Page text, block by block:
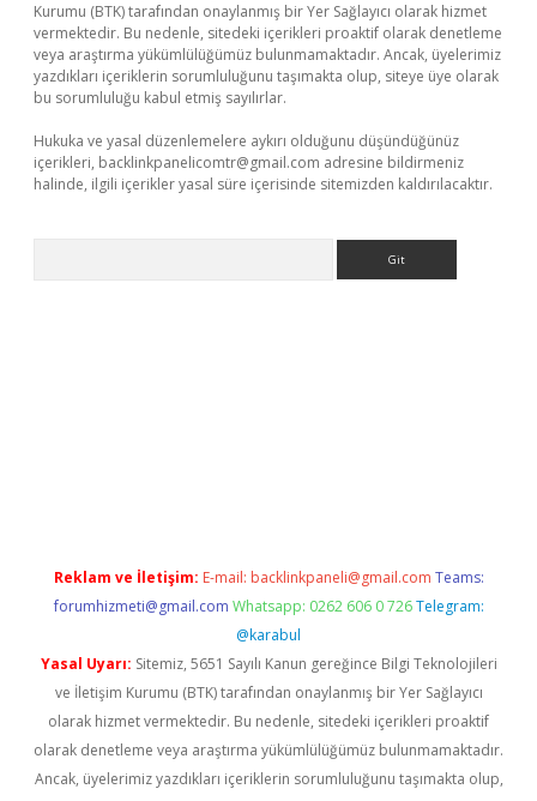
Kurumu (BTK) tarafından onaylanmış bir Yer Sağlayıcı olarak hizmet
vermektedir. Bu nedenle, sitedeki içerikleri proaktif olarak denetleme
veya araştırma yükümlülüğümüz bulunmamaktadır. Ancak, üyelerimiz
yazdıkları içeriklerin sorumluluğunu taşımakta olup, siteye üye olarak
bu sorumluluğu kabul etmiş sayılırlar.
Hukuka ve yasal düzenlemelere aykırı olduğunu düşündüğünüz
içerikleri, backlinkpanelicomtr@gmail.com adresine bildirmeniz
halinde, ilgili içerikler yasal süre içerisinde sitemizden kaldırılacaktır.
Reklam ve İletişim: E-mail: backlinkpaneli@gmail.com Teams:
forumhizmeti@gmail.com Whatsapp: 0262 606 0 726 Telegram:
@karabul
Yasal Uyarı: Sitemiz, 5651 Sayılı Kanun gereğince Bilgi Teknolojileri
ve İletişim Kurumu (BTK) tarafından onaylanmış bir Yer Sağlayıcı
olarak hizmet vermektedir. Bu nedenle, sitedeki içerikleri proaktif
olarak denetleme veya araştırma yükümlülüğümüz bulunmamaktadır.
Ancak, üyelerimiz yazdıkları içeriklerin sorumluluğunu taşımakta olup,